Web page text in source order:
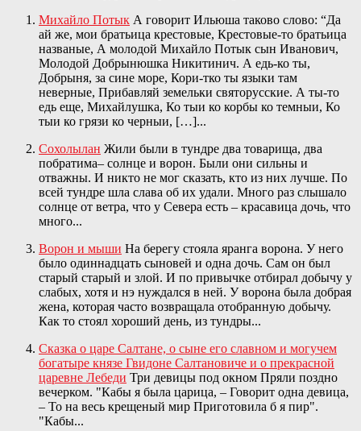
Михайло Потык А говорит Ильюша таково слово: “Да
ай же, мои братьица крестовые, Крестовые‑то братьица
названые, А молодой Михайло Потык сын Иванович,
Молодой Добрынюшка Никитинич. А едь‑ко ты,
Добрыня, за сине море, Кори‑тко ты языки там
неверные, Прибавляй земельки святорусские. А ты‑то
едь еще, Михайлушка, Ко тыи ко корбы ко темныи, Ко
тыи ко грязи ко черныи, […]...
Сохолылан Жили были в тундре два товарища, два
побратима– солнце и ворон. Были они сильны и
отважны. И никто не мог сказать, кто из них лучше. По
всей тундре шла слава об их удали. Много раз слышало
солнце от ветра, что у Севера есть – красавица дочь, что
много...
Ворон и мыши На берегу стояла яранга ворона. У него
было одиннадцать сыновей и одна дочь. Сам он был
старый старый и злой. И по привычке отбирал добычу у
слабых, хотя и нэ нуждался в ней. У ворона была добрая
жена, которая часто возвращала отобранную добычу.
Как то стоял хороший день, из тундры...
Сказка о царе Салтане, о сыне его славном и могучем
богатыре князе Гвидоне Салтановиче и о прекрасной
царевне Лебеди Три девицы под окном Пряли поздно
вечерком. "Кабы я была царица, – Говорит одна девица,
– То на весь крещеный мир Приготовила б я пир".
"Кабы...